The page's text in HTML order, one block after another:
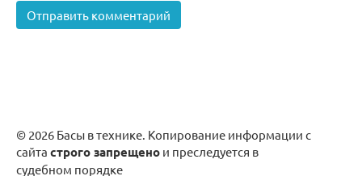
© 2026 Басы в технике. Копирование информации с
сайта строго запрещено и преследуется в
судебном порядке